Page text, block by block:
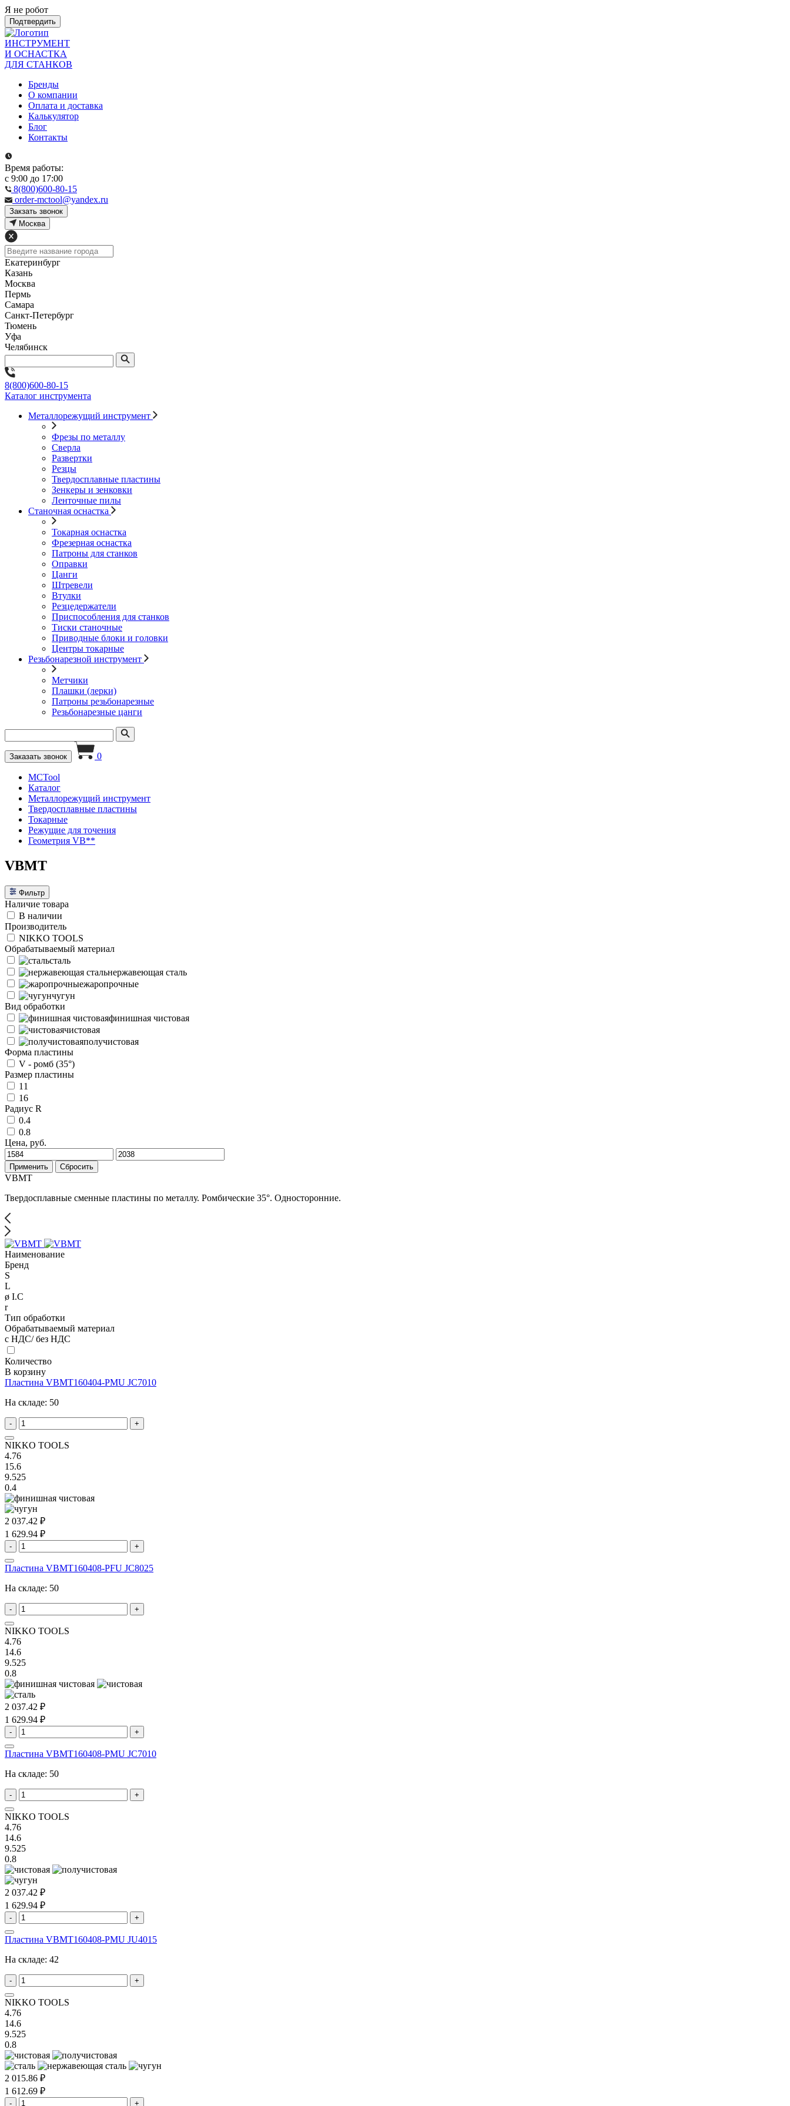
Я не робот
Подтвердить
ИНСТРУМЕНТ
И ОСНАСТКА
ДЛЯ СТАНКОВ
Бренды
О компании
Оплата и доставка
Калькулятор
Блог
Контакты
Время работы:
с 9:00 до 17:00
8(800)600-80-15
order-mctool@yandex.ru
Закзать звонок
Москва
Екатеринбург
Казань
Москва
Пермь
Самара
Санкт-Петербург
Тюмень
Уфа
Челябинск
8(800)600-80-15
Каталог инструмента
Металлорежущий инструмент
Фрезы по металлу
Сверла
Развертки
Резцы
Твердосплавные пластины
Зенкеры и зенковки
Ленточные пилы
Станочная оснастка
Токарная оснастка
Фрезерная оснастка
Патроны для станков
Оправки
Цанги
Штревели
Втулки
Резцедержатели
Приспособления для станков
Тиски станочные
Приводные блоки и головки
Центры токарные
Резьбонарезной инструмент
Метчики
Плашки (лерки)
Патроны резьбонарезные
Резьбонарезные цанги
Заказать звонок 0
MCTool
Каталог
Металлорежущий инструмент
Твердосплавные пластины
Токарные
Режущие для точения
Геометрия VB**
VBMT
Фильтр
Наличие товара
В наличии
Производитель
NIKKO TOOLS
Обрабатываемый материал
сталь
нержавеющая сталь
жаропрочные
чугун
Вид обработки
финишная чистовая
чистовая
получистовая
Форма пластины
V - ромб (35°)
Размер пластины
11
16
Радиус R
0.4
0.8
Цена, руб.
Применить Сбросить
VBMT
Твердосплавные сменные пластины по металлу. Ромбические 35°. Односторонние.
Наименование
Бренд
S
L
ø I.C
r
Тип обработки
Обрабатываемый материал
с НДС/ без НДС
Количество
В корзину
Пластина VBMT160404-PMU JC7010
На складе: 50
- +
NIKKO TOOLS
4.76
15.6
9.525
0.4
2 037.42 ₽
1 629.94 ₽
- +
Пластина VBMT160408-PFU JC8025
На складе: 50
- +
NIKKO TOOLS
4.76
14.6
9.525
0.8
2 037.42 ₽
1 629.94 ₽
- +
Пластина VBMT160408-PMU JC7010
На складе: 50
- +
NIKKO TOOLS
4.76
14.6
9.525
0.8
2 037.42 ₽
1 629.94 ₽
- +
Пластина VBMT160408-PMU JU4015
На складе: 42
- +
NIKKO TOOLS
4.76
14.6
9.525
0.8
2 015.86 ₽
1 612.69 ₽
- +